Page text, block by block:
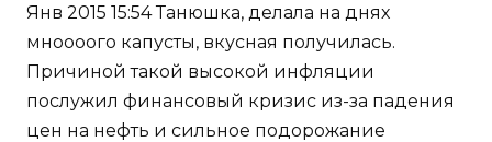
Янв 2015 15:54 Танюшка, делала на днях
мноооого капусты, вкусная получилась.
Причиной такой высокой инфляции
послужил финансовый кризис из-за падения
цен на нефть и сильное подорожание